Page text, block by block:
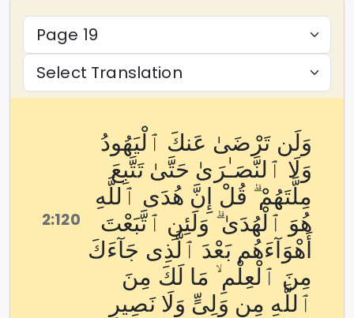
2:120
وَلَن تَرْضَىٰ عَنكَ ٱلْيَهُودُ
وَلَا ٱلنَّصَـٰرَىٰ حَتَّىٰ تَتَّبِعَ
مِلَّتَهُمْ ۗ قُلْ إِنَّ هُدَى ٱللَّهِ
هُوَ ٱلْهُدَىٰ ۗ وَلَئِنِ ٱتَّبَعْتَ
أَهْوَآءَهُم بَعْدَ ٱلَّذِى جَآءَكَ
مِنَ ٱلْعِلْمِ ۙ مَا لَكَ مِنَ
ٱللَّهِ مِن وَلِىٍّ وَلَا نَصِيرٍ